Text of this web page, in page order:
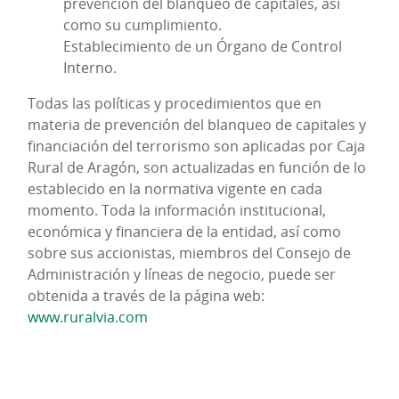
como su cumplimiento.
Establecimiento de un Órgano de Control
Interno.
Todas las políticas y procedimientos que en
materia de prevención del blanqueo de capitales y
financiación del terrorismo son aplicadas por Caja
Rural de Aragón, son actualizadas en función de lo
establecido en la normativa vigente en cada
momento. Toda la información institucional,
económica y financiera de la entidad, así como
sobre sus accionistas, miembros del Consejo de
Administración y líneas de negocio, puede ser
obtenida a través de la página web:
www.ruralvia.com
Promover unacultura de cumplimiento y de
"tolerancia cero"a la comisión de actos
ilícitos o fraudulentos, así como la aplicación
responsable.
Dotar al SGCP y al Órgano de Cumplimiento
Penal de losrecursos financieros, materiales
y humanos adecuados y suficientes para su
funcionamiento eficaz.
Definir y revisar laconsecución de los
objetivosde cumplimiento penal.
Identificar las actividadesen cuyo ámbito
puedan ser cometidos los delitos,analizar los
riesgos y controlesasociados a los mismos y
definir un plan de tratamiento de riesgos,